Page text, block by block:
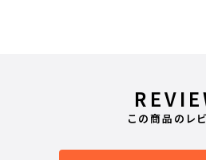
この商品のレ